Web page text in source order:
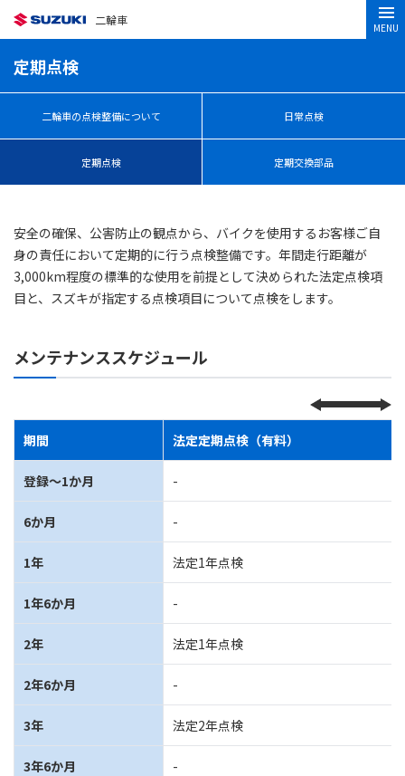
二輪車
MENU
定期点検
二輪車の点検整備について 日常点検
定期点検 定期交換部品
安全の確保、公害防止の観点から、バイクを使用するお客様ご自
身の責任において定期的に行う点検整備です。年間走行距離が
3,000km程度の標準的な使用を前提として決められた法定点検項
目と、スズキが指定する点検項目について点検をします。
メンテナンススケジュール
期間 法定定期点検（有料）
登録～1か月 -
6か月 -
1年 法定1年点検
1年6か月 -
2年 法定1年点検
2年6か月 -
3年 法定2年点検
3年6か月 -